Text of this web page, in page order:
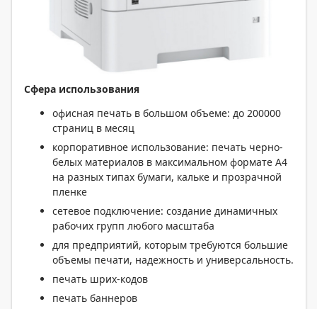
Сфера использования
офисная печать в большом объеме: до 200000
страниц в месяц
корпоративное использование: печать черно-
белых материалов в максимальном формате А4
на разных типах бумаги, кальке и прозрачной
пленке
сетевое подключение: создание динамичных
рабочих групп любого масштаба
для предприятий, которым требуются большие
объемы печати, надежность и универсальность.
печать шрих-кодов
печать баннеров